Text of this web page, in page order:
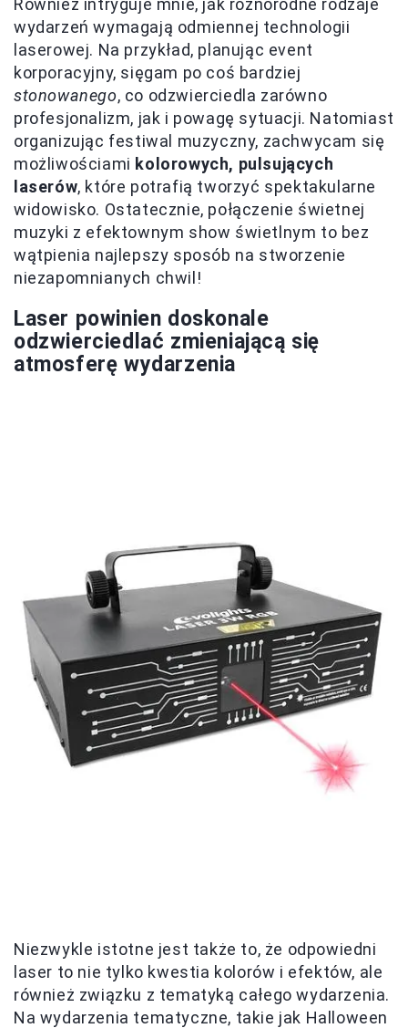
Również intryguje mnie, jak różnorodne rodzaje
wydarzeń wymagają odmiennej technologii
laserowej. Na przykład, planując event
korporacyjny, sięgam po coś bardziej
stonowanego, co odzwierciedla zarówno
profesjonalizm, jak i powagę sytuacji. Natomiast
organizując festiwal muzyczny, zachwycam się
możliwościami kolorowych, pulsujących
laserów, które potrafią tworzyć spektakularne
widowisko. Ostatecznie, połączenie świetnej
muzyki z efektownym show świetlnym to bez
wątpienia najlepszy sposób na stworzenie
niezapomnianych chwil!
Laser powinien doskonale
odzwierciedlać zmieniającą się
atmosferę wydarzenia
Niezwykle istotne jest także to, że odpowiedni
laser to nie tylko kwestia kolorów i efektów, ale
również związku z tematyką całego wydarzenia.
Na wydarzenia tematyczne, takie jak Halloween